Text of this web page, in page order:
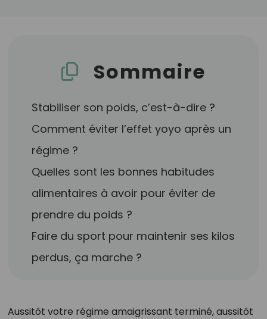
Sommaire
Stabiliser son poids, c’est-à-dire ?
Comment éviter l’effet yoyo après un
régime ?
Quelles sont les bonnes habitudes
alimentaires à avoir pour éviter de
prendre du poids ?
Faire du sport pour maintenir ses kilos
perdus, ça marche ?
Aussitôt votre régime amaigrissant terminé, aussitôt